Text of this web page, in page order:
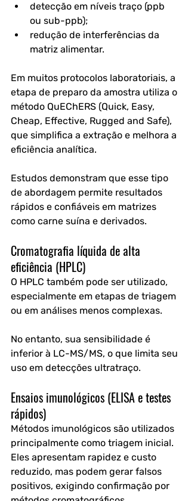
detecção em níveis traço (ppb
ou sub-ppb);
redução de interferências da
matriz alimentar.
Em muitos protocolos laboratoriais, a
etapa de preparo da amostra utiliza o
método QuEChERS (Quick, Easy,
Cheap, Effective, Rugged and Safe),
que simplifica a extração e melhora a
eficiência analítica.
Estudos demonstram que esse tipo
de abordagem permite resultados
rápidos e confiáveis em matrizes
como carne suína e derivados.
Cromatografia líquida de alta
eficiência (HPLC)
O HPLC também pode ser utilizado,
especialmente em etapas de triagem
ou em análises menos complexas.
No entanto, sua sensibilidade é
inferior à LC-MS/MS, o que limita seu
uso em detecções ultratraço.
Ensaios imunológicos (ELISA e testes
rápidos)
Métodos imunológicos são utilizados
principalmente como triagem inicial.
Eles apresentam rapidez e custo
reduzido, mas podem gerar falsos
positivos, exigindo confirmação por